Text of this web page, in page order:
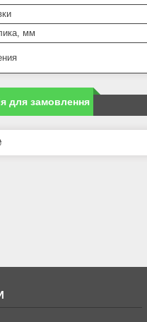
мм
для замовлення